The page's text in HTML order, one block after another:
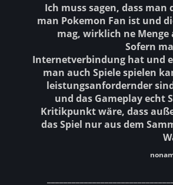
Ich muss sagen, dass man
man Pokemon Fan ist und
mag, wirklich ne
Sofern
Internetverbindung hat und
man auch Spiele spielen
leistungsanfordernder
und das Gameplay echt
Kritikpunkt wäre, dass
das Spiel nur aus dem